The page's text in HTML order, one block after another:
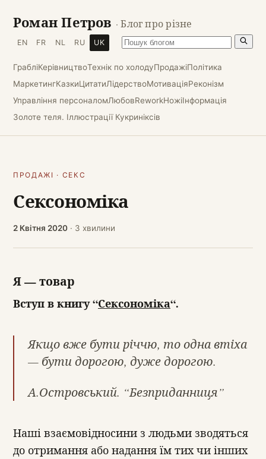
Роман Петров · Блог про різне
EN FR NL RU UK
ГрабліКерівництвоТехнік по холодуПродажіПолітика
МаркетингКазкиЦитатиЛідерствоМотиваціяРеконізм
Управління персоналомЛюбовReworkНожіІнформація
Золоте теля. Іллюстрації Кукриніксів
ПРОДАЖІ · СЕКС
Сексономіка
2 Квітня 2020 · 3 хвилини
Я — товар
Вступ в книгу “Сексономіка“.
Якщо вже бути річчю, то одна втіха
— бути дорогою, дуже дорогою.
А.Островський. “Безприданниця”
Наші взаємовідносини з людьми зводяться
до отримання або надання їм тих чи інших